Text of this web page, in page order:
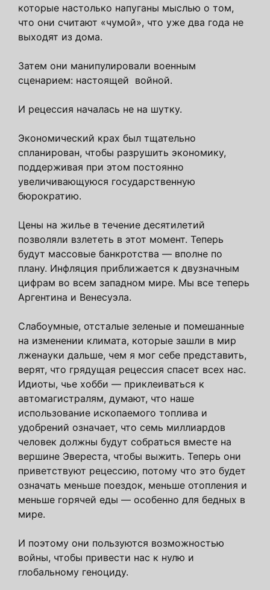
которые настолько напуганы мыслью о том,
что они считают «чумой», что уже два года не
выходят из дома.
Затем они манипулировали военным
сценарием: настоящей войной.
И рецессия началась не на шутку.
Экономический крах был тщательно
спланирован, чтобы разрушить экономику,
поддерживая при этом постоянно
увеличивающуюся государственную
бюрократию.
Цены на жилье в течение десятилетий
позволяли взлететь в этот момент. Теперь
будут массовые банкротства — вполне по
плану. Инфляция приближается к двузначным
цифрам во всем западном мире. Мы все теперь
Аргентина и Венесуэла.
Слабоумные, отсталые зеленые и помешанные
на изменении климата, которые зашли в мир
лженауки дальше, чем я мог себе представить,
верят, что грядущая рецессия спасет всех нас.
Идиоты, чье хобби — приклеиваться к
автомагистралям, думают, что наше
использование ископаемого топлива и
удобрений означает, что семь миллиардов
человек должны будут собраться вместе на
вершине Эвереста, чтобы выжить. Теперь они
приветствуют рецессию, потому что это будет
означать меньше поездок, меньше отопления и
меньше горячей еды — особенно для бедных в
мире.
И поэтому они пользуются возможностью
войны, чтобы привести нас к нулю и
глобальному геноциду.